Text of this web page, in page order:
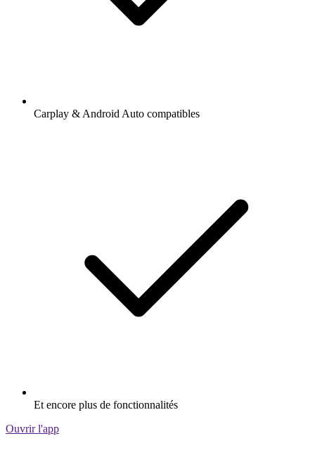
Carplay & Android Auto compatibles
Et encore plus de fonctionnalités
Ouvrir l'app